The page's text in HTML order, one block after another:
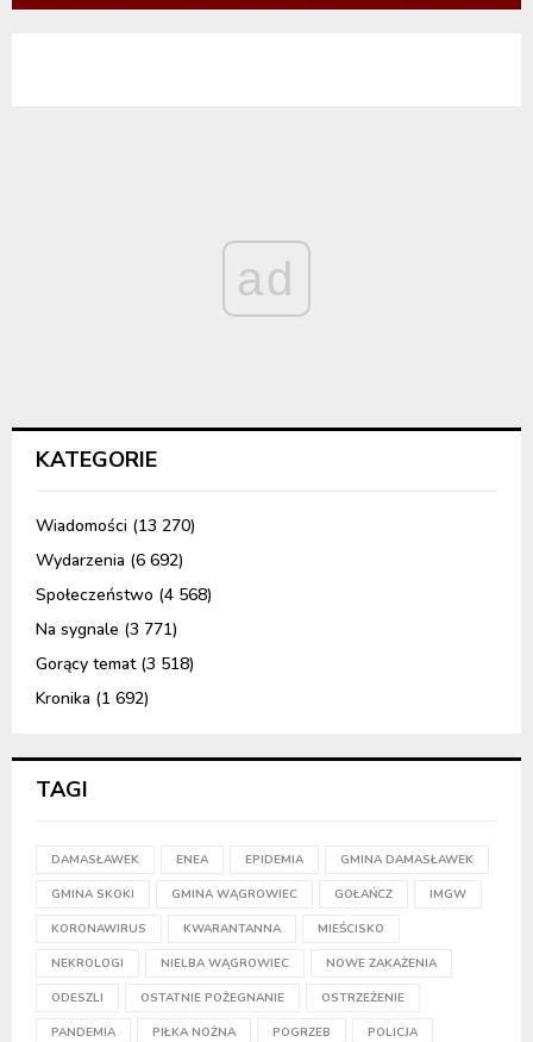
ad
KATEGORIE
Wiadomości (13 270)
Wydarzenia (6 692)
Społeczeństwo (4 568)
Na sygnale (3 771)
Gorący temat(3 518)
Kronika (1 692)
TAGI
DAMASŁAWEK ENEA EPIDEMIA GMINA DAMASŁAWEK
GMINA SKOKI GMINA WĄGROWIEC GOŁAŃCZ IMGW
KORONAWIRUS KWARANTANNA MIEŚCISKO
NEKROLOGI NIELBA WĄGROWIEC NOWE ZAKAŻENIA
ODESZLI OSTATNIE POŻEGNANIE OSTRZEŻENIE
PANDEMIA PIŁKA NOŻNA POGRZEB POLICJA